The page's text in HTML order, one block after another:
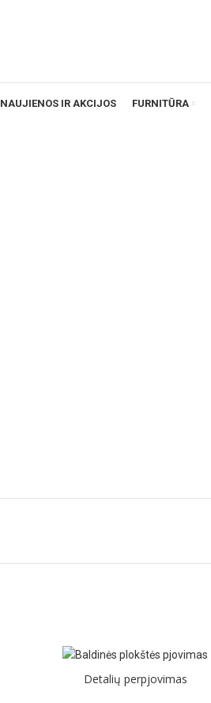
NAUJIENOS IR AKCIJOS FURNITŪRA
Detalių perpjovimas